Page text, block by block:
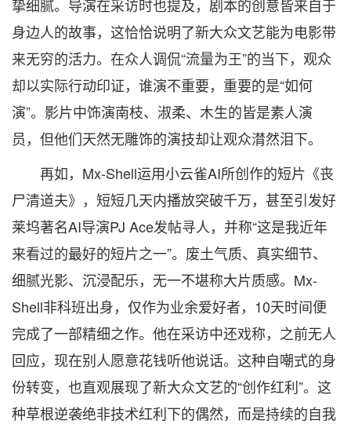
挚细腻。导演在采访时也提及，剧本的创意皆来自于
身边人的故事，这恰恰说明了新大众文艺能为电影带
来无穷的活力。在众人调侃“流量为王”的当下，观众
却以实际行动印证，谁演不重要，重要的是“如何
演”。影片中饰演南枝、淑柔、木生的皆是素人演
员，但他们天然无雕饰的演技却让观众潸然泪下。
再如，Mx-Shell运用小云雀AI所创作的短片《丧
尸清道夫》，短短几天内播放突破千万，甚至引发好
莱坞著名AI导演PJ Ace发帖寻人，并称“这是我近年
来看过的最好的短片之一”。废土气质、真实细节、
细腻光影、沉浸配乐，无一不堪称大片质感。Mx-
Shell非科班出身，仅作为业余爱好者，10天时间便
完成了一部精细之作。他在采访中还戏称，之前无人
回应，现在别人愿意花钱听他说话。这种自嘲式的身
份转变，也直观展现了新大众文艺的“创作红利”。这
种草根逆袭绝非技术红利下的偶然，而是持续的自我